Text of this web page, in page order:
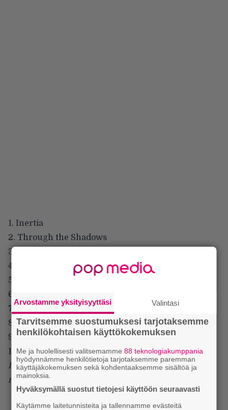
1. Inertia
2. Through the Shadows
3. Song of the Blackest Bird
4. Only One Who Waits
5. Unsung
6. Every Hour Wounds
7. Decoherence
8. Lay the Ghost to Rest
9. Regain the Fire
10. One for Sorrow
Isompaa Insomnium-tarinaa luvassa Infernon
numerossa 8/2011 (#90), ilm. 30.9.
Arvostamme yksityisyyttäsi Valintasi
Tarvitsemme suostumuksesi tarjotaksemme
henkilökohtaisen käyttökokemuksen
Me ja huolellisesti valitsemamme88 teknologiakumppania
hyödynnämme henkilötietoja tarjotaksemme paremman
käyttäjäkokemuksen sekä kohdentaaksemme sisältöä ja
mainoksia.
Hyväksymällä suostut tietojesi käyttöön seuraavasti
Käytämme laitetunnisteita ja tallennamme evästeitä